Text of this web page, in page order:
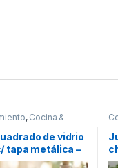
, Cocina &
para bebidas y
de vidrio
tapa metálica –